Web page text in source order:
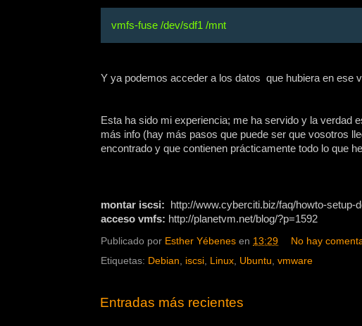
vmfs-fuse /dev/sdf1 /mnt
Y ya podemos acceder a los datos que hubiera en ese
Esta ha sido mi experiencia; me ha servido y la verdad
más info (hay más pasos que puede ser que vosotros
encontrado y que contienen prácticamente todo lo que
montar iscsi:
http://www.cyberciti.biz/faq/howto-setup-
acceso vmfs: http://planetvm.net/blog/?p=1592
Publicado por Esther Yébenes en 13:29
No hay
Etiquetas: Debian, iscsi, Linux, Ubuntu, vmware
Entradas más recientes